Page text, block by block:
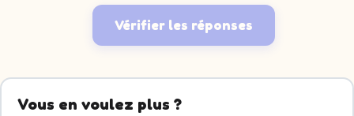
Vérifier les réponses
Vous en voulez plus ?